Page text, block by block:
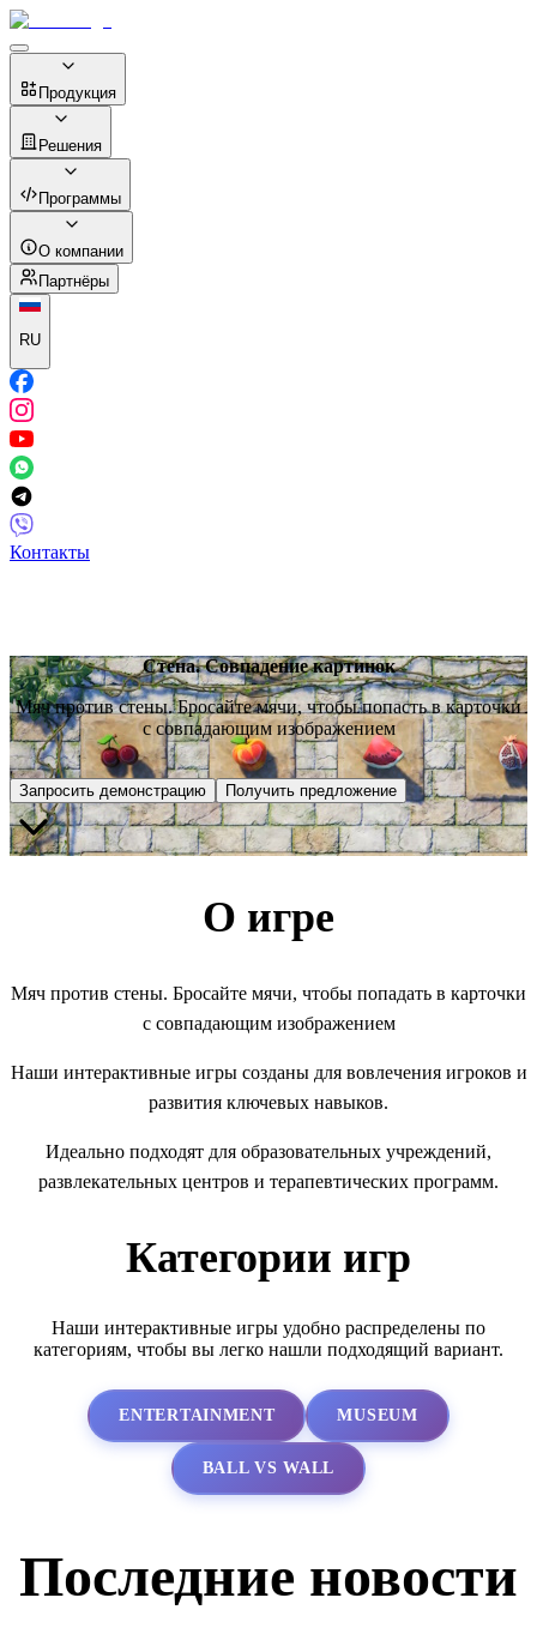
Продукция
Решения
Программы
О компании
Партнёры
RU
Контакты
Стена. Совпадение картинок
Мяч против стены. Бросайте мячи, чтобы попасть в карточки
с совпадающим изображением
Запросить демонстрацию Получить предложение
О игре
Мяч против стены. Бросайте мячи, чтобы попадать в карточки
с совпадающим изображением
Наши интерактивные игры созданы для вовлечения игроков и
развития ключевых навыков.
Идеально подходят для образовательных учреждений,
развлекательных центров и терапевтических программ.
Категории игр
Наши интерактивные игры удобно распределены по
категориям, чтобы вы легко нашли подходящий вариант.
ENTERTAINMENT MUSEUM
BALL VS WALL
Последние новости